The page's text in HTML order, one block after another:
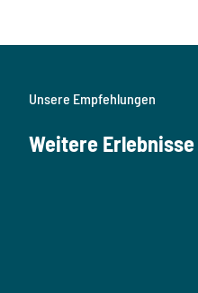
Unsere Empfehlungen
Weitere Erlebnisse